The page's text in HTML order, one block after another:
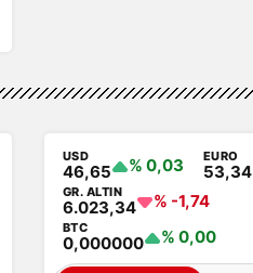
USD
46,65 % 0,03 EURO
53,34
GR. ALTIN
6.023,34 % -1,74
BTC
0,000000 % 0,00